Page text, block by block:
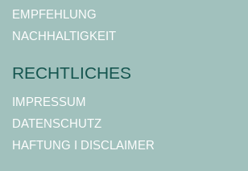
EMPFEHLUNG
NACHHALTIGKEIT
RECHTLICHES
IMPRESSUM
DATENSCHUTZ
HAFTUNG I DISCLAIMER